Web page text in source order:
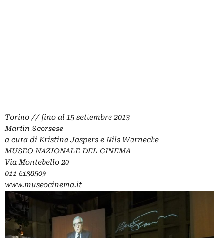
Torino // fino al 15 settembre 2013
Martin Scorsese
a cura di Kristina Jaspers e Nils Warnecke
MUSEO NAZIONALE DEL CINEMA
Via Montebello 20
011 8138509
www.museocinema.it